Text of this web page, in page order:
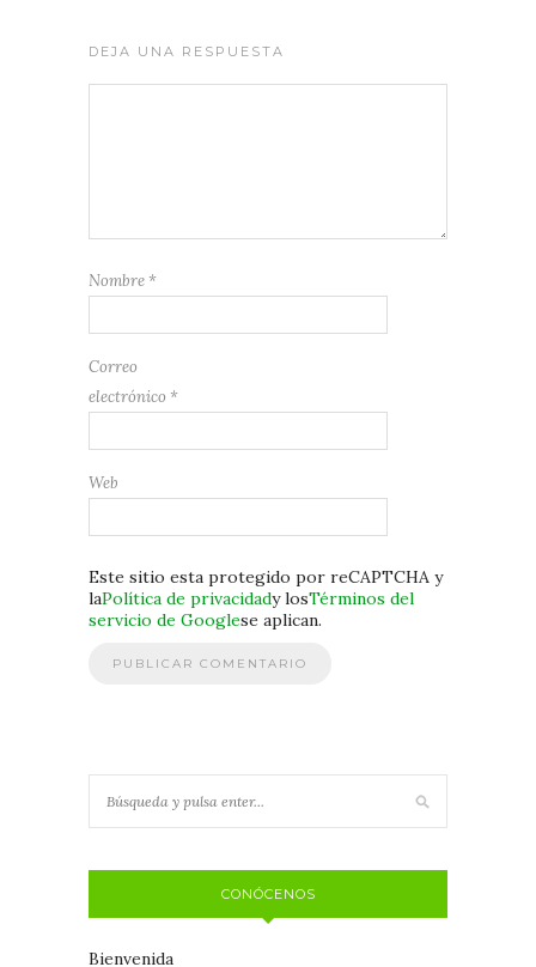
DEJA UNA RESPUESTA
Nombre *
Correo
electrónico *
Web
Este sitio esta protegido por reCAPTCHA y
laPolítica de privacidady losTérminos del
servicio de Googlese aplican.
CONÓCENOS
Bienvenida